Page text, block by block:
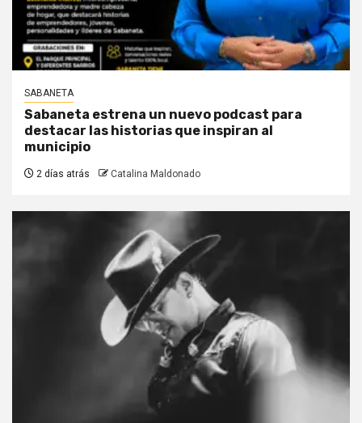
SABANETA
Sabaneta estrena un nuevo podcast para
destacar las historias que inspiran al
municipio
2 días atrás Catalina Maldonado